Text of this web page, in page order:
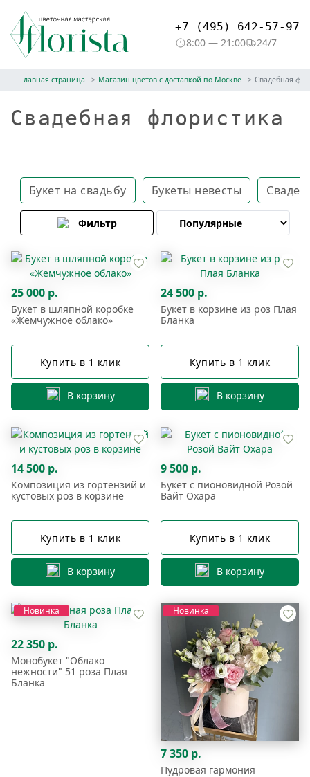
+7 (495) 642-57-97
8:00 — 21:00
24/7
Главная страница Магазин цветов с доставкой по Москве Свадебная
Свадебная флористика
Букет на свадьбу Букеты невесты
Фильтр
25 000 р.
Букет в шляпной коробке
«Жемчужное облако»
Купить в 1 клик
В корзину
24 500 р.
Букет в корзине из роз Плая
Бланка
Купить в 1 клик
В корзину
14 500 р.
Композиция из гортензий и
кустовых роз в корзине
Купить в 1 клик
В корзину
9 500 р.
Букет с пионовидной Розой
Вайт Охара
Купить в 1 клик
В корзину
Новинка
22 350 р.
Монобукет "Облако
нежности" 51 роза Плая
Бланка
Новинка
7 350 р.
Пудровая гармония